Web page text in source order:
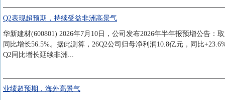
Q2表现超预期，持续受益非洲高景气
华新建材(600801) 2026年7月10日，公司发布2026年半年报预增公告
同比增长56.5%。据此测算，26Q2公司归母净利润10.8亿元，同比
Q2同比增长延续非洲...
业绩超预期，海外高景气